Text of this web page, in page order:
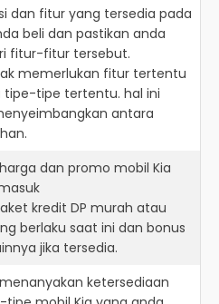
dan fitur yang tersedia pada
beli dan pastikan anda
fitur-fitur tersebut.
memerlukan fitur tertentu
tipe-tipe tertentu. hal ini
antara
dan promo mobil Kia
kredit DP murah atau
berlaku saat ini dan bonus
jika tersedia.
ketersediaan